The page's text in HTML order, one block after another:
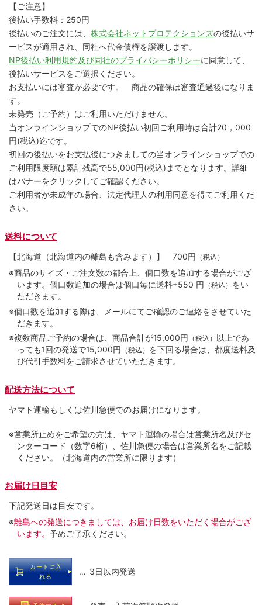
【ご注意】
後払い手数料：250円
後払いのご注文には、 株式会社ネットプロテクションズの後払いサ
ービスが適用され、同社へ代金債権を譲渡します。
NP後払い利用規約及び同社のプライバシーポリシーに同意して、
後払いサービスをご選択ください。
お支払いには審査が必要です。 商品の確保は審査通過後になりま
す。
未発売（ご予約）はご利用いただけません。
当オンラインショップでのNP後払い初回ご利用時は合計20，000
円(税込)迄です。
初回の後払いをお支払後につきましての当オンラインショップでの
ご利用限度額は累計残高で55,000円(税込)までとなります。詳細
はバナーをクリックしてご確認ください。
ご利用者が未成年の場合、法定代理人の利用同意を得てご利用くだ
さい。
送料について
【北海道（北海道内の離島も含みます）】 700円 （税込）
※商品のサイズ・ご注文数の都合上、個口数を追加する場合がござ
います。個口数追加の場合は個口毎に送料+550 円 （税込） をい
ただきます。
※個口数を追加する際は、メールにてご確認のご連絡をさせていた
だきます。
※複数商品ご予約の場合は、商品合計が15,000円 （税込） 以上であ
っても1回の発送で15,000円 （税込） を下回る場合は、都度送料及
び代引手数料をご請求させていただきます。
配送方法について
ヤマト運輸もしくは佐川急便でのお届けになります。
※営業所止めをご希望の方は、ヤマト運輸の場合は営業所名及びセ
ンターコード（数字6桁）、佐川急便の場合は営業所名をご記載
ください。（北海道内の営業所に限ります）
お届け日目安
下記発送日は目安です。
※離島への発送につきましては、お届け日数をいただく場合がござ
います。 予めご了承ください。
カートに入
れる
… 3日以内発送